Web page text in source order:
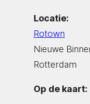
Locatie:
Rotown
Nieuwe
Rotterdam
Op de kaart: